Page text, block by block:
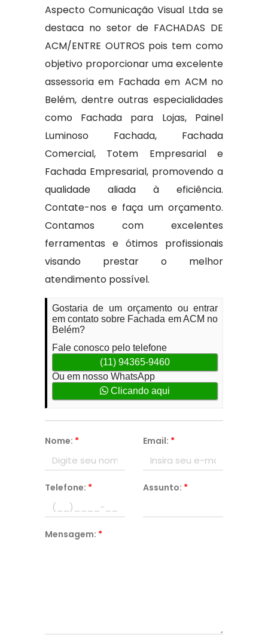
Aspecto Comunicação Visual Ltda se
destaca no setor de FACHADAS DE
ACM/ENTRE OUTROS pois tem como
objetivo proporcionar uma excelente
assessoria em Fachada em ACM no
Belém, dentre outras especialidades
como Fachada para Lojas, Painel
Luminoso Fachada, Fachada
Comercial, Totem Empresarial e
Fachada Empresarial, promovendo a
qualidade aliada à eficiência.
Contate-nos e faça um orçamento.
Contamos com excelentes
ferramentas e ótimos profissionais
visando prestar o melhor
atendimento possível.
Gostaria de um orçamento ou entrar
em contato sobre Fachada em ACM no
Belém?
Fale conosco pelo telefone
(11) 94365-9460
Ou em nosso WhatsApp
Clicando aqui
Nome: * Email: *
Telefone: * Assunto: *
Mensagem: *